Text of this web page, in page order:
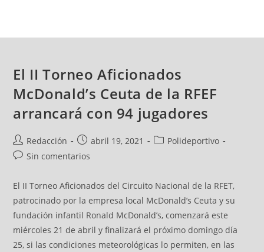
El II Torneo Aficionados
McDonald’s Ceuta de la RFEF
arrancará con 94 jugadores
Redacción abril 19, 2021
Polideportivo
Sin comentarios
El II Torneo Aficionados del Circuito Nacional de la RFET,
patrocinado por la empresa local McDonald’s Ceuta y su
fundación infantil Ronald McDonald’s, comenzará este
miércoles 21 de abril y finalizará el próximo domingo día
25, si las condiciones meteorológicas lo permiten, en las